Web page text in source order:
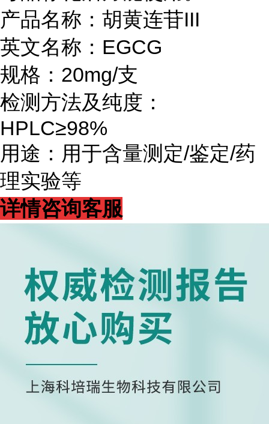
产品名称：胡黄连苷III
英文名称：EGCG
规格：20mg/支
检测方法及纯度：
HPLC≥98%
用途：用于含量测定/鉴定/药
理实验等
详情咨询客服